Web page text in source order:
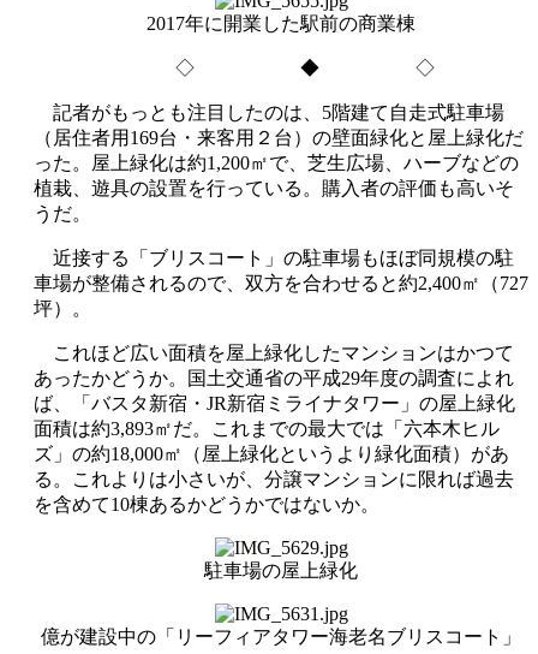
2017年に開業した駅前の商業棟
◇ ◆ ◇
記者がもっとも注目したのは、5階建て自走式駐車場
（居住者用169台・来客用２台）の壁面緑化と屋上緑化だ
った。屋上緑化は約1,200㎡で、芝生広場、ハーブなどの
植栽、遊具の設置を行っている。購入者の評価も高いそ
うだ。
近接する「ブリスコート」の駐車場もほぼ同規模の駐
車場が整備されるので、双方を合わせると約2,400㎡（727
坪）。
これほど広い面積を屋上緑化したマンションはかつて
あったかどうか。国土交通省の平成29年度の調査によれ
ば、「バスタ新宿・JR新宿ミライナタワー」の屋上緑化
面積は約3,893㎡だ。これまでの最大では「六本木ヒル
ズ」の約18,000㎡（屋上緑化というより緑化面積）があ
る。これよりは小さいが、分譲マンションに限れば過去
を含めて10棟あるかどうかではないか。
駐車場の屋上緑化
億が建設中の「リーフィアタワー海老名ブリスコート」